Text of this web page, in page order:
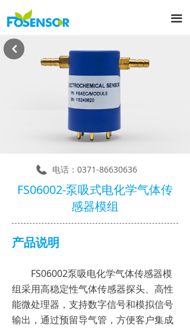
끀
FS06002-泵吸式电化学气体传
感器模组
产品说明
FS06002泵吸电化学气体传感器模
组采用高稳定性气体传感器探头、高性
能微处理器，支持数字信号和模拟信号
输出，通过预留导气管，方便客户集成
낒
电话： 0371-86630636